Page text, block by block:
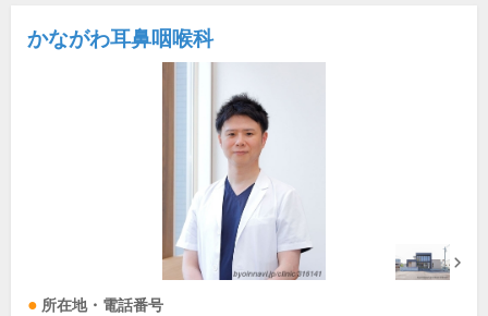
かながわ耳鼻咽喉科
所在地・電話番号